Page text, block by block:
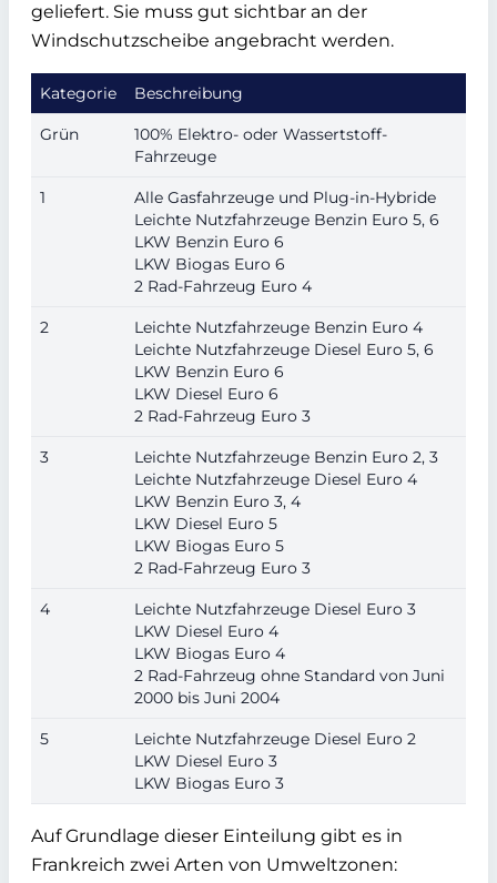
geliefert. Sie muss gut sichtbar an der
Windschutzscheibe angebracht werden.
Kategorie Beschreibung
Grün
100% Elektro- oder Wassertstoff-
Fahrzeuge
1
Alle Gasfahrzeuge und Plug-in-Hybride
Leichte Nutzfahrzeuge Benzin Euro 5, 6
LKW Benzin Euro 6
LKW Biogas Euro 6
2 Rad-Fahrzeug Euro 4
2
Leichte Nutzfahrzeuge Benzin Euro 4
Leichte Nutzfahrzeuge Diesel Euro 5, 6
LKW Benzin Euro 6
LKW Diesel Euro 6
2 Rad-Fahrzeug Euro 3
3
Leichte Nutzfahrzeuge Benzin Euro 2, 3
Leichte Nutzfahrzeuge Diesel Euro 4
LKW Benzin Euro 3, 4
LKW Diesel Euro 5
LKW Biogas Euro 5
2 Rad-Fahrzeug Euro 3
4
Leichte Nutzfahrzeuge Diesel Euro 3
LKW Diesel Euro 4
LKW Biogas Euro 4
2 Rad-Fahrzeug ohne Standard von Juni
2000 bis Juni 2004
5
Leichte Nutzfahrzeuge Diesel Euro 2
LKW Diesel Euro 3
LKW Biogas Euro 3
Auf Grundlage dieser Einteilung gibt es in
Frankreich zwei Arten von Umweltzonen: